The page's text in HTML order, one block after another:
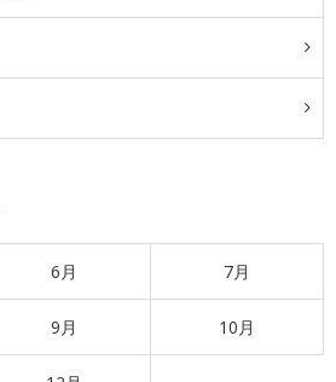
6月 7月
9月 10月